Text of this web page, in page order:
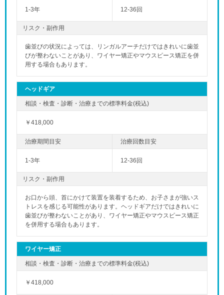
1-3年 12-36回
リスク・副作用
歯並びの状況によっては、リンガルアーチだけではきれいに歯並
びが整わないことがあり、ワイヤー矯正やマウスピース矯正を併
用する場合もあります。
ヘッドギア
￥418,000
1-3年 12-36回
リスク・副作用
お口から頭、首にかけて装置を装着するため、お子さまが強いス
トレスを感じる可能性があります。ヘッドギアだけではきれいに
歯並びが整わないことがあり、ワイヤー矯正やマウスピース矯正
を併用する場合もあります。
ワイヤー矯正
￥418,000